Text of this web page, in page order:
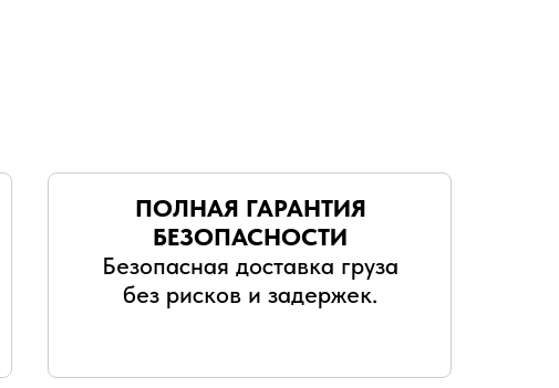
ПОЛНАЯ ГАРАНТИЯ
БЕЗОПАСНОСТИ
Безопасная доставка груза
без рисков и задержек.